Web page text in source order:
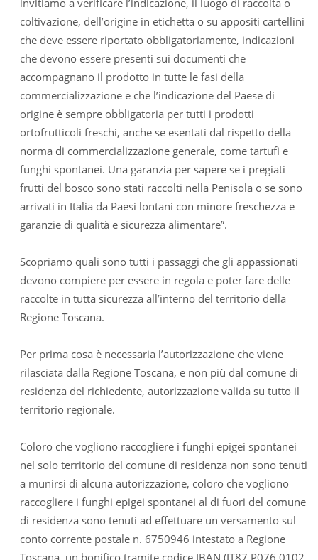
coltivazione, dell’origine in etichetta o su appositi cartellini
che deve essere riportato obbligatoriamente, indicazioni
che devono essere presenti sui documenti che
accompagnano il prodotto in tutte le fasi della
commercializzazione e che l’indicazione del Paese di
origine è sempre obbligatoria per tutti i prodotti
ortofrutticoli freschi, anche se esentati dal rispetto della
norma di commercializzazione generale, come tartufi e
funghi spontanei. Una garanzia per sapere se i pregiati
frutti del bosco sono stati raccolti nella Penisola o se sono
arrivati in Italia da Paesi lontani con minore freschezza e
garanzie di qualità e sicurezza alimentare”.
Scopriamo quali sono tutti i passaggi che gli appassionati
devono compiere per essere in regola e poter fare delle
raccolte in tutta sicurezza all’interno del territorio della
Regione Toscana.
Per prima cosa è necessaria l’autorizzazione che viene
rilasciata dalla Regione Toscana, e non più dal comune di
residenza del richiedente, autorizzazione valida su tutto il
territorio regionale.
Coloro che vogliono raccogliere i funghi epigei spontanei
nel solo territorio del comune di residenza non sono tenuti
a munirsi di alcuna autorizzazione, coloro che vogliono
raccogliere i funghi epigei spontanei al di fuori del comune
di residenza sono tenuti ad effettuare un versamento sul
conto corrente postale n. 6750946 intestato a Regione
Toscana, un bonifico tramite codice IBAN (IT87 P076 0102